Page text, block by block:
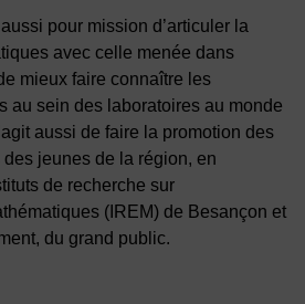
pour mission d’articuler la
avec celle menée dans
mieux faire connaître les
au sein des laboratoires au monde
aussi de faire la promotion des
jeunes de la région, en
de recherche sur
(IREM) de Besançon et
du grand public.